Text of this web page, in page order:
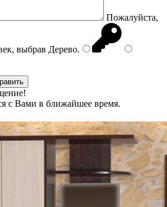
Пожалуйста,
выбрав Дерево.
с Вами в ближайшее время.